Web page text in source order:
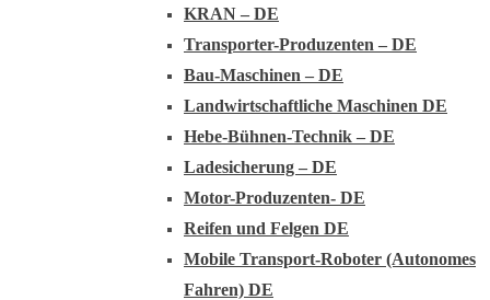
KRAN – DE
Transporter-Produzenten – DE
Bau-Maschinen – DE
Landwirtschaftliche Maschinen DE
Hebe-Bühnen-Technik – DE
Ladesicherung – DE
Motor-Produzenten- DE
Reifen und Felgen DE
Mobile Transport-Roboter (Autonomes
Fahren) DE